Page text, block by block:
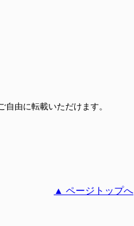
由に転載いただけます。
▲ ページトップへ